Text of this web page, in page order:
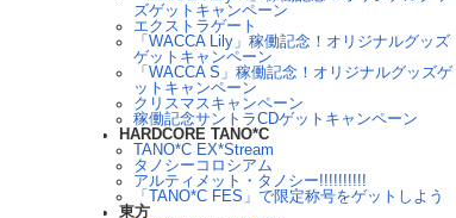
ズゲットキャンペーン
エクストラゲート
「WACCA Lily」稼働記念！オリジナルグッズ
ゲットキャンペーン
「WACCA S」稼働記念！オリジナルグッズゲ
ットキャンペーン
クリスマスキャンペーン
稼働記念サントラCDゲットキャンペーン
HARDCORE TANO*C
TANO*C EX*Stream
タノシーコロシアム
アルティメット・タノシー!!!!!!!!!!
「TANO*C FES」で限定称号をゲットしよう
東方